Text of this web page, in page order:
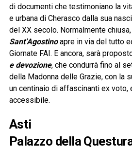
di documenti che testimoniano la
e urbana di Cherasco dalla sua
del XX secolo. Normalmente
Sant’Agostinoapre in via del tutto
Giornate FAI. E ancora, sarà
e devozione, che condurrà fino al
della Madonna delle Grazie, con la
un centinaio di affascinanti ex voto,
accessibile.
Asti
Palazzo della